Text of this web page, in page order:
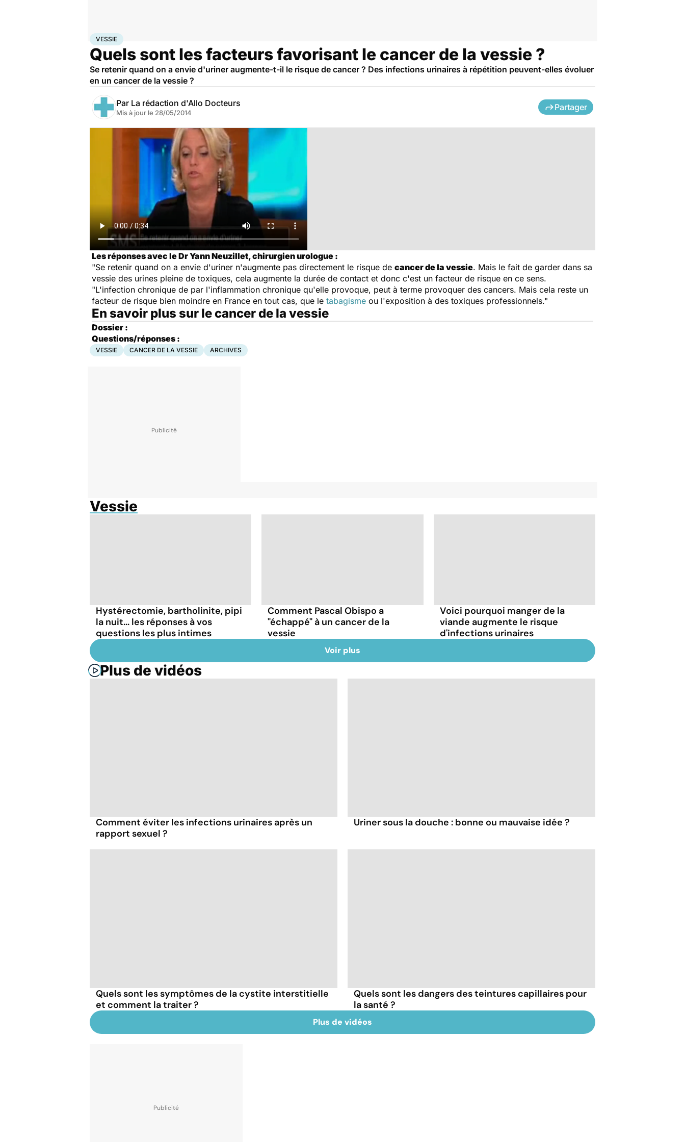
AccueilSanté
VESSIE
Quels sont les facteurs favorisant le cancer de la vessie ?
Se retenir quand on a envie d'uriner augmente-t-il le risque de cancer ? Des infections urinaires à répétition peuvent-elles évoluer
en un cancer de la vessie ?
Par La rédaction d'Allo Docteurs
Mis à jour le 28/05/2014
Partager
Les réponses avec le Dr Yann Neuzillet, chirurgien urologue :
"Se retenir quand on a envie d'uriner n'augmente pas directement le risque de cancer de la vessie. Mais le fait de garder dans sa
vessie des urines pleine de toxiques, cela augmente la durée de contact et donc c'est un facteur de risque en ce sens.
"L'infection chronique de par l'inflammation chronique qu'elle provoque, peut à terme provoquer des cancers. Mais cela reste un
facteur de risque bien moindre en France en tout cas, que le tabagisme ou l'exposition à des toxiques professionnels."
En savoir plus sur le cancer de la vessie
Dossier :
Questions/réponses :
VESSIE CANCER DE LA VESSIE ARCHIVES
Vessie
Hystérectomie, bartholinite, pipi
la nuit... les réponses à vos
questions les plus intimes
Comment Pascal Obispo a
"échappé" à un cancer de la
vessie
Voici pourquoi manger de la
viande augmente le risque
d'infections urinaires
Voir plus
Plus de vidéos
Comment éviter les infections urinaires après un
rapport sexuel ?
Uriner sous la douche : bonne ou mauvaise idée ?
Quels sont les symptômes de la cystite interstitielle
et comment la traiter ?
Quels sont les dangers des teintures capillaires pour
la santé ?
Plus de vidéos